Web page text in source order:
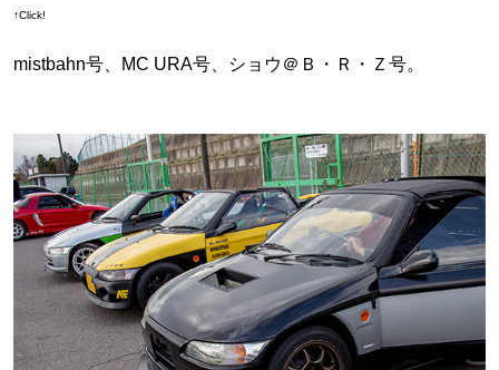
↑Click!
mistbahn号、MC URA号、ショウ＠Ｂ・Ｒ・Ｚ号。